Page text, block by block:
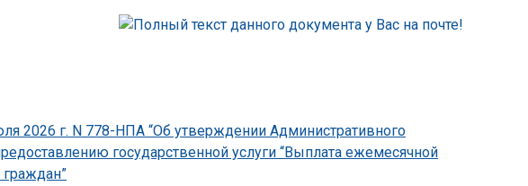
2026 г. N 778-НПА “Об утверждении Административного
государственной услуги “Выплата ежемесячной